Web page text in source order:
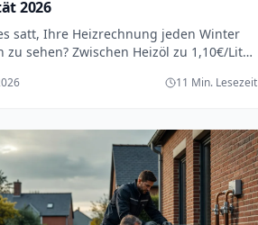
2026
satt, Ihre Heizrechnung jeden Winter
zu sehen? Zwischen Heizöl zu 1,10€/Liter
11 Min. Lesezeit